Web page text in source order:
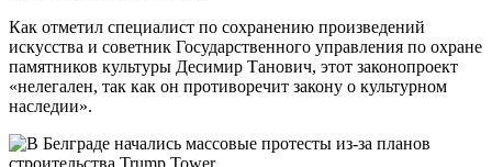
Как отметил специалист по сохранению произведений
искусства и советник Государственного управления по охране
памятников культуры Десимир Танович, этот законопроект
«нелегален, так как он противоречит закону о культурном
наследии».